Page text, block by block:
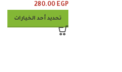
280.00 EGP
تحديد أحد الخيارات